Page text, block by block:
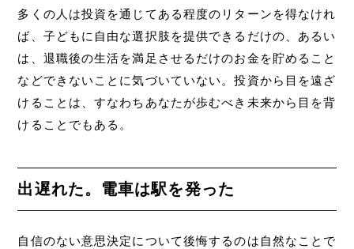
多くの人は投資を通じてある程度のリターンを得なけれ
ば、子どもに自由な選択肢を提供できるだけの、あるい
は、退職後の生活を満足させるだけのお金を貯めること
などできないことに気づいていない。投資から目を遠ざ
けることは、すなわちあなたが歩むべき未来から目を背
けることでもある。
出遅れた。電車は駅を発った
自信のない意思決定について後悔するのは自然なことで